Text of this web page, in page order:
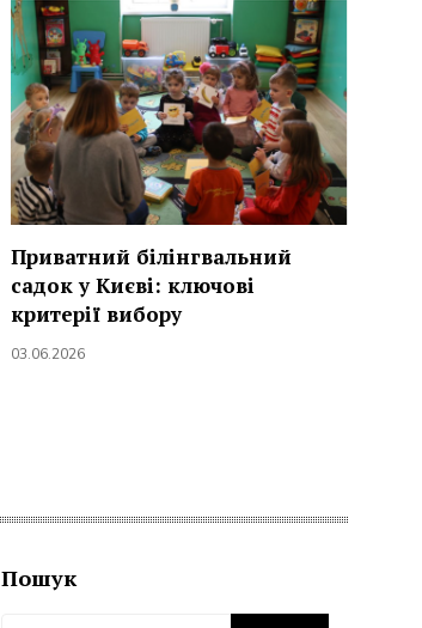
Приватний білінгвальний
садок у Києві: ключові
критерії вибору
03.06.2026
Пошук